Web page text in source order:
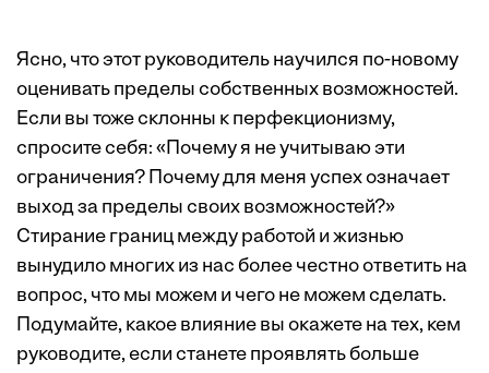
Ясно, что этот руководитель научился по-новому
оценивать пределы собственных возможностей.
Если вы тоже склонны к перфекционизму,
спросите себя: «Почему я не учитываю эти
ограничения? Почему для меня успех означает
выход за пределы своих возможностей?»
Стирание границ между работой и жизнью
вынудило многих из нас более честно ответить на
вопрос, что мы можем и чего не можем сделать.
Подумайте, какое влияние вы окажете на тех, кем
руководите, если станете проявлять больше